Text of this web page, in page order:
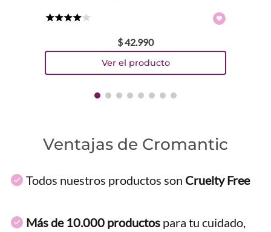
$42.990
Ventajas de Cromantic
Todos nuestros productos son Cruelty Free
Más de 10.000 productos para tu cuidado,